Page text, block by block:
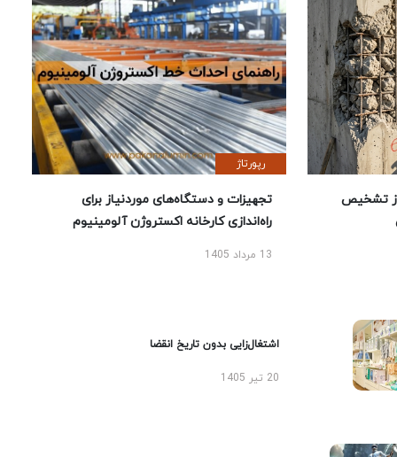
تشخیص
رپورتاژ
تجهیزات و دستگاه‌های موردنیاز برای
راه‌اندازی کارخانه اکستروژن آلومینیوم
13 مرداد 1405
اشتغال‌زایی بدون تاریخ انقضا
20 تیر 1405